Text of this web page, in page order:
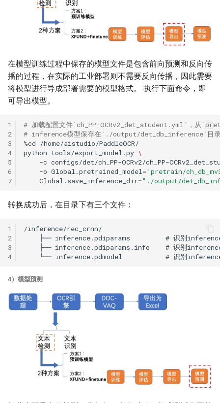
在模型训练过程中保存的模型文件是包含前向预测和反向传
播的过程，在实际的工业部署则不需要反向传播，因此需要
将模型进行导成部署需要的模型格式。 执行下面命令，即
可导出模型。
1
2
3
4
5
6
7
# 加载配置文件`ch_PP-OCRv2_det_student.yml`，从
# inference模型保存在`./output/det_db_inference`目
%cd
python tools/export_model.py \
-c configs/det/ch_PP-OCRv2/ch_PP-
-o Global.pretrained_model ="pretrain/
Global.save_inference_dir="./output/
转换成功后，在目录下有三个文件：
1
2
3
4
4）模型预测